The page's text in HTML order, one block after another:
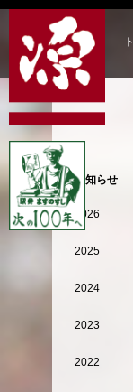
お知らせ
2026
2025
2024
2023
2022